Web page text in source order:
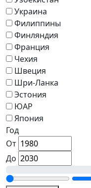
Украина
Филиппины
Финляндия
Франция
Чехия
Швеция
Шри-Ланка
Эстония
ЮАР
Япония
Год
От
До